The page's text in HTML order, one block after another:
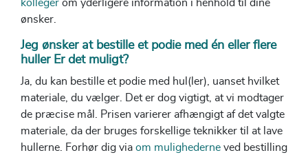
kolleger om yderligere information i henhold til dine
ønsker.
Jeg ønsker at bestille et podie med én eller flere
huller Er det muligt?
Ja, du kan bestille et podie med hul(ler), uanset hvilket
materiale, du vælger. Det er dog vigtigt, at vi modtager
de præcise mål. Prisen varierer afhængigt af det valgte
materiale, da der bruges forskellige teknikker til at lave
hullerne. Forhør dig via om mulighederne ved bestilling